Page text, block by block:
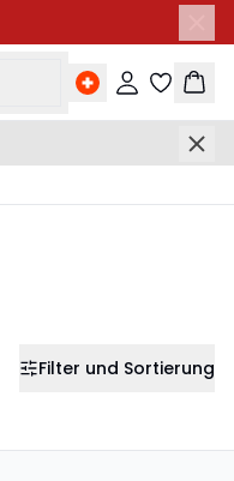
Einloggen
Filter und Sortierung